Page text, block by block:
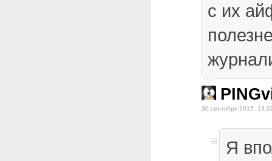
с их
30 сентября 2015,
Я